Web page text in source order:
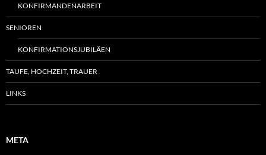
KONFIRMANDENARBEIT
SENIOREN
KONFIRMATIONSJUBILÄEN
TAUFE, HOCHZEIT, TRAUER
LINKS
META